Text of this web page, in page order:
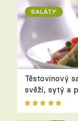
SALÁTY
Těstovinový
svěží, sytý a